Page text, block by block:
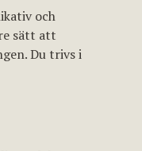
och
sätt att
Du trivs i